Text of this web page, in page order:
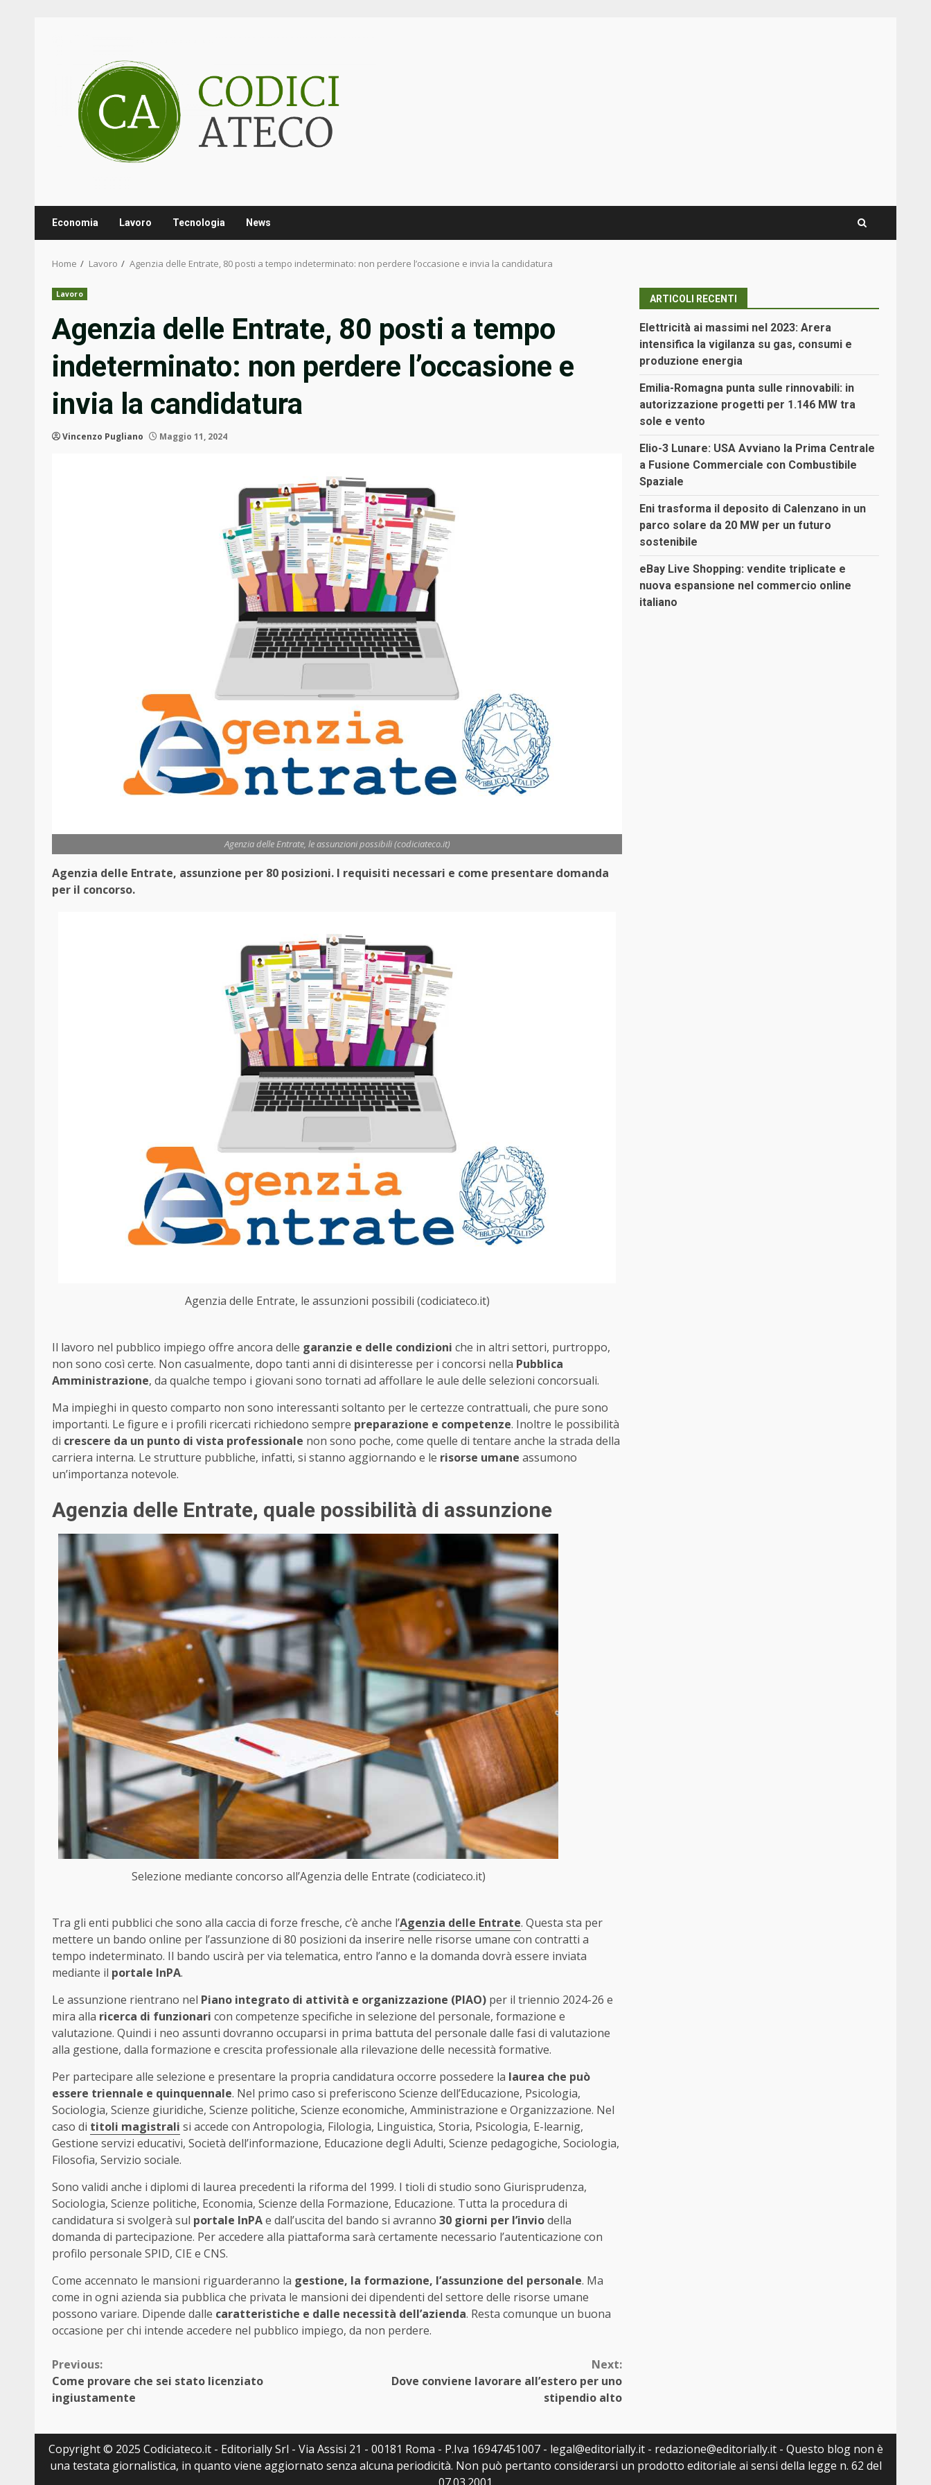
Economia Lavoro Tecnologia News
Home Lavoro Agenzia delle Entrate, 80 posti a tempo indeterminato: non perdere l’occasione e invia la candidatura
Lavoro
Agenzia delle Entrate, 80 posti a tempo
indeterminato: non perdere l’occasione e
invia la candidatura
Vincenzo Pugliano Maggio 11, 2024
Agenzia delle Entrate, le assunzioni possibili (codiciateco.it)
Agenzia delle Entrate, assunzione per 80 posizioni. I requisiti necessari e come presentare domanda
per il concorso.
Agenzia delle Entrate, le assunzioni possibili (codiciateco.it)
Il lavoro nel pubblico impiego offre ancora delle garanzie e delle condizioni che in altri settori, purtroppo,
non sono così certe. Non casualmente, dopo tanti anni di disinteresse per i concorsi nella Pubblica
Amministrazione, da qualche tempo i giovani sono tornati ad affollare le aule delle selezioni concorsuali.
Ma impieghi in questo comparto non sono interessanti soltanto per le certezze contrattuali, che pure sono
importanti. Le figure e i profili ricercati richiedono sempre preparazione e competenze. Inoltre le possibilità
di crescere da un punto di vista professionale non sono poche, come quelle di tentare anche la strada della
carriera interna. Le strutture pubbliche, infatti, si stanno aggiornando e le risorse umane assumono
un’importanza notevole.
Agenzia delle Entrate, quale possibilità di assunzione
Selezione mediante concorso all’Agenzia delle Entrate (codiciateco.it)
Tra gli enti pubblici che sono alla caccia di forze fresche, c’è anche l’Agenzia delle Entrate. Questa sta per
mettere un bando online per l’assunzione di 80 posizioni da inserire nelle risorse umane con contratti a
tempo indeterminato. Il bando uscirà per via telematica, entro l’anno e la domanda dovrà essere inviata
mediante il portale InPA.
Le assunzione rientrano nel Piano integrato di attività e organizzazione (PIAO) per il triennio 2024-26 e
mira alla ricerca di funzionari con competenze specifiche in selezione del personale, formazione e
valutazione. Quindi i neo assunti dovranno occuparsi in prima battuta del personale dalle fasi di valutazione
alla gestione, dalla formazione e crescita professionale alla rilevazione delle necessità formative.
Per partecipare alle selezione e presentare la propria candidatura occorre possedere la laurea che può
essere triennale e quinquennale. Nel primo caso si preferiscono Scienze dell’Educazione, Psicologia,
Sociologia, Scienze giuridiche, Scienze politiche, Scienze economiche, Amministrazione e Organizzazione. Nel
caso di titoli magistrali si accede con Antropologia, Filologia, Linguistica, Storia, Psicologia, E-learnig,
Gestione servizi educativi, Società dell’informazione, Educazione degli Adulti, Scienze pedagogiche, Sociologia,
Filosofia, Servizio sociale.
Sono validi anche i diplomi di laurea precedenti la riforma del 1999. I tioli di studio sono Giurisprudenza,
Sociologia, Scienze politiche, Economia, Scienze della Formazione, Educazione. Tutta la procedura di
candidatura si svolgerà sul portale InPAe dall’uscita del bando si avranno 30 giorni per l’inviodella
domanda di partecipazione. Per accedere alla piattaforma sarà certamente necessario l’autenticazione con
profilo personale SPID, CIE e CNS.
Come accennato le mansioni riguarderanno la gestione, la formazione, l’assunzione del personale. Ma
come in ogni azienda sia pubblica che privata le mansioni dei dipendenti del settore delle risorse umane
possono variare. Dipende dalle caratteristiche e dalle necessità dell’azienda. Resta comunque un buona
occasione per chi intende accedere nel pubblico impiego, da non perdere.
Continue
Reading
Previous:
Come provare che sei stato licenziato
ingiustamente
Next:
Dove conviene lavorare all’estero per uno
stipendio alto
ARTICOLI RECENTI
Elettricità ai massimi nel 2023: Arera
intensifica la vigilanza su gas, consumi e
produzione energia
Emilia-Romagna punta sulle rinnovabili: in
autorizzazione progetti per 1.146 MW tra
sole e vento
Elio-3 Lunare: USA Avviano la Prima Centrale
a Fusione Commerciale con Combustibile
Spaziale
Eni trasforma il deposito di Calenzano in un
parco solare da 20 MW per un futuro
sostenibile
eBay Live Shopping: vendite triplicate e
nuova espansione nel commercio online
italiano
Copyright © 2025 Codiciateco.it - Editorially Srl - Via Assisi 21 - 00181 Roma - P.Iva 16947451007 - legal@editorially.it - redazione@editorially.it - Questo blog non è
una testata giornalistica, in quanto viene aggiornato senza alcuna periodicità. Non può pertanto considerarsi un prodotto editoriale ai sensi della legge n. 62 del